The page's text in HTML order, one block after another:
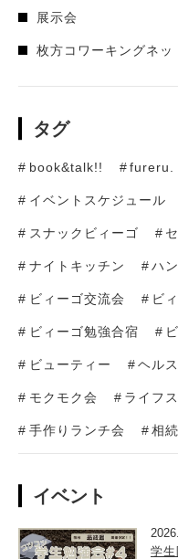
展示会
枚方コワーキングネッ
タグ
book&talk!! fureru.
イベントスケジュール
スナックビィーゴ
ナイトキッチン ハ
ビィーゴ交流会 ビ
ビィーゴ勉強合宿
ビューティー ヘル
モクモク会 ライフ
手作りランチ会 相
イベント
学生